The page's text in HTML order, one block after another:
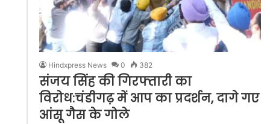
Hindxpress News 0 382
संजय सिंह की गिरफ्तारी का
विरोध:चंडीगढ़ में आप का प्रदर्शन, दागे गए
आंसू गैस के गोले